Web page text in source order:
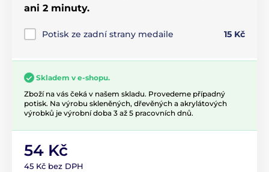
ani 2 minuty.
Potisk ze zadní strany medaile 15 Kč
Skladem v e-shopu.
Zboží na vás čeká v našem skladu. Provedeme případný
potisk. Na výrobu skleněných, dřevěných a akrylátových
výrobků je výrobní doba 3 až 5 pracovních dnů.
54 Kč
45 Kč bez DPH